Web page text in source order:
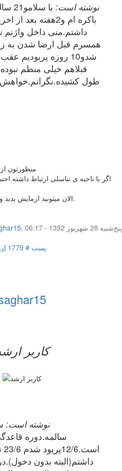
aidahaghi نوشته است:
با
باکره ام و2هفته
داشتم.منی داخل
همسرم قبل ارضا شدن به
شدو10 روزه پریودیم
قبلاهم خیلی منظم
طول کشیده.نگرانم,خواهش
منظورتون
اگر با ناحیه ی تناسلی ارتباط داشته
الان میتونید ازمایش بدید و خیال خودتونو راحت کنید.
,
پنج‌شنبه 28 شهریور 1392 - 06:17
پست # 1779
کاربر
mah_sh92 نوشته است: